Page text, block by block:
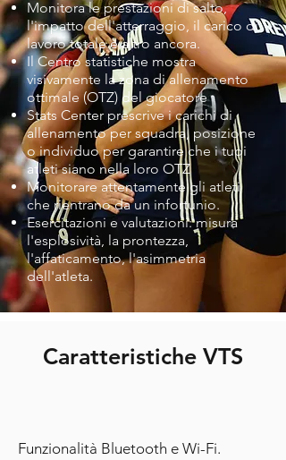
Monitora le prestazioni di salto,
l'impatto dell'atterraggio, il carico di
lavoro totale e altro ancora.
Il Centro statistiche mostra
visivamente la zona di allenamento
ottimale (OTZ) del giocatore
Stats Center prescrive i carichi di
allenamento per squadra, posizione
o individuo per garantire che i tuoi
atleti siano nella loro OTZ
Monitorare attentamente gli atleti
che rientrano da un infortunio.
Esercitazioni e valutazioni: misura
l'esplosività, la prontezza,
l'affaticamento, l'asimmetria
dell'atleta.
Caratteristiche VTS
Funzionalità Bluetooth e Wi-Fi.